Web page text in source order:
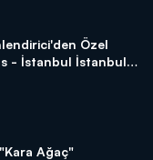
Özel
- İstanbul İstanbul
Ağaç"